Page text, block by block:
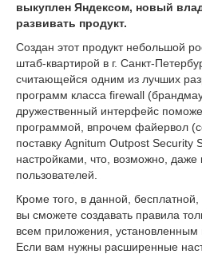
выкуплен Яндексом, новый
развивать продукт.
Создан этот продукт небольшой
штаб-квартирой в г. Санкт-
считающейся одним из лучших
программ класса firewall
дружественный интерфейс
программой, впрочем файервол
поставку Agnitum Outpost Security
настройками, что, возможно, даже
пользователей.
Кроме того, в данной,
вы сможете создавать правила
всем приложения,
Если вам нужны расширенные